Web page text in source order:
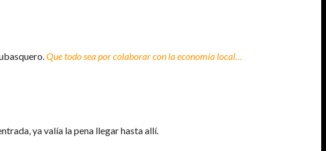
Que todo sea por colaborar con la economía local…
ya valía la pena llegar hasta allí.